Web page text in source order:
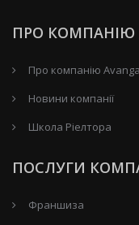
ПРО КОМПАНІЮ
Про компанію
Новини компанії
Школа Ріелтора
ПОСЛУГИ
Франшиза